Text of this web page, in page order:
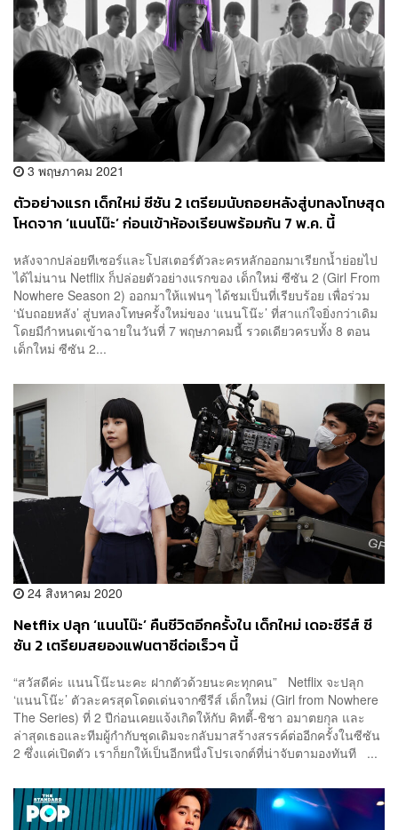
3 พฤษภาคม 2021
ตัวอย่างแรก เด็กใหม่ ซีซัน 2 เตรียมนับถอยหลังสู่บทลงโทษสุด
โหดจาก ‘แนนโน๊ะ’ ก่อนเข้าห้องเรียนพร้อมกัน 7 พ.ค. นี้
หลังจากปล่อยทีเซอร์และโปสเตอร์ตัวละครหลักออกมาเรียกน้ำย่อยไป
ได้ไม่นาน Netflix ก็ปล่อยตัวอย่างแรกของ เด็กใหม่ ซีซัน 2 (Girl From
Nowhere Season 2) ออกมาให้แฟนๆ ได้ชมเป็นที่เรียบร้อย เพื่อร่วม
‘นับถอยหลัง’ สู่บทลงโทษครั้งใหม่ของ ‘แนนโน๊ะ’ ที่สาแก่ใจยิ่งกว่าเดิม
โดยมีกำหนดเข้าฉายในวันที่ 7 พฤษภาคมนี้ รวดเดียวครบทั้ง 8 ตอน
เด็กใหม่ ซีซัน 2...
24 สิงหาคม 2020
Netflix ปลุก ‘แนนโน๊ะ’ คืนชีวิตอีกครั้งใน เด็กใหม่ เดอะซีรีส์ ซี
ซัน 2 เตรียมสยองแฟนตาซีต่อเร็วๆ นี้
“สวัสดีค่ะ แนนโน๊ะนะคะ ฝากตัวด้วยนะคะทุกคน” Netflix จะปลุก
‘แนนโน๊ะ’ ตัวละครสุดโดดเด่นจากซีรีส์ เด็กใหม่ (Girl from Nowhere
The Series) ที่ 2 ปีก่อนเคยแจ้งเกิดให้กับ คิทตี้-ชิชา อมาตยกุล และ
ล่าสุดเธอและทีมผู้กำกับชุดเดิมจะกลับมาสร้างสรรค์ต่ออีกครั้งในซีซัน
2 ซึ่งแค่เปิดตัว เราก็ยกให้เป็นอีกหนึ่งโปรเจกต์ที่น่าจับตามองทันที ...